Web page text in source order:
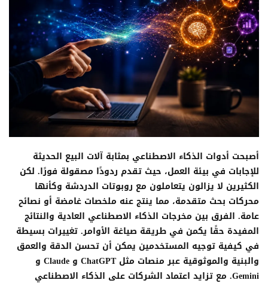
أصبحت أدوات الذكاء الاصطناعي بمثابة آلات البيع الحديثة
للإجابات في بيئة العمل، حيث تقدم ردودًا مصقولة فورًا. لكن
الكثيرين لا يزالون يتعاملون مع روبوتات الدردشة وكأنها
محركات بحث متقدمة، مما ينتج عنه ملخصات غامضة أو نصائح
عامة. الفرق بين مخرجات الذكاء الاصطناعي العادية والنتائج
المفيدة حقًا يكمن في طريقة صياغة الأوامر. تغييرات بسيطة
في كيفية توجيه المستخدمين يمكن أن تحسن الدقة والعمق
والبنية والموثوقية عبر منصات مثل ChatGPT و Claude و
Gemini. مع تزايد اعتماد الشركات على الذكاء الاصطناعي